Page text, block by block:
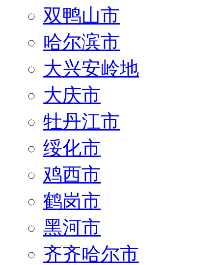
双鸭山市
哈尔滨市
大兴安岭地
大庆市
牡丹江市
绥化市
鸡西市
鹤岗市
黑河市
齐齐哈尔市